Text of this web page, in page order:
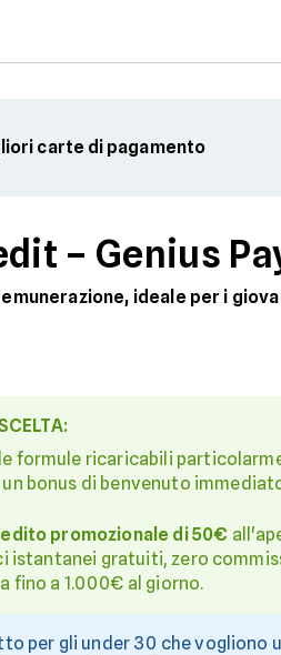
carte di pagamento
– Genius
ideale per i
formule ricaricabili
bonus di benvenuto
promozionale di 50€
istantanei gratuiti, zero
fino a 1.000€ al giorno.
per gli under 30 che vogliono